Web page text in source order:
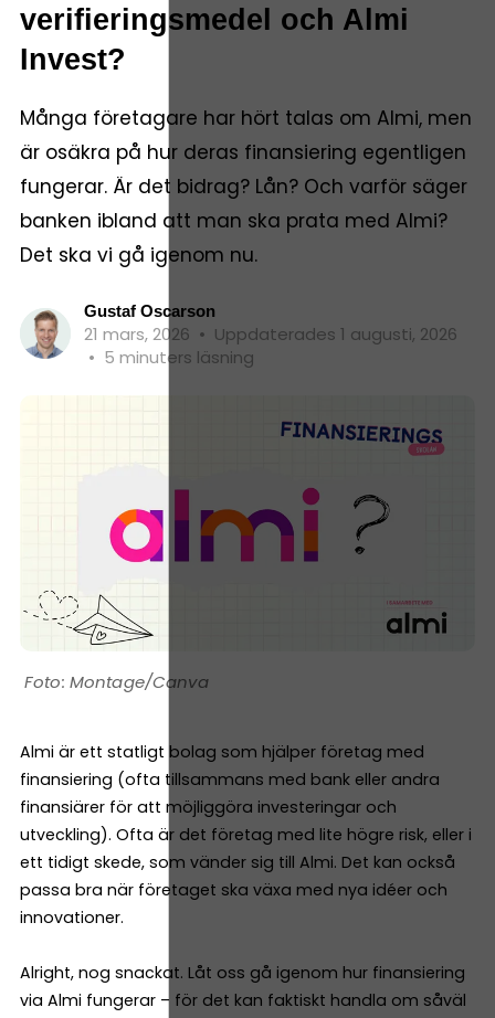
verifieringsmedel och Almi
Invest?
Många företagare har hört talas om Almi, men
är osäkra på hur deras finansiering egentligen
fungerar. Är det bidrag? Lån? Och varför säger
banken ibland att man ska prata med Almi?
Det ska vi gå igenom nu.
Gustaf Oscarson
21 mars, 2026 • Uppdaterades 1 augusti, 2026
• 5 minuters läsning
Montage/Canva
Almi är ett statligt bolag som hjälper företag med
finansiering (ofta tillsammans med bank eller andra
finansiärer för att möjliggöra investeringar och
utveckling). Ofta är det företag med lite högre risk, eller i
ett tidigt skede, som vänder sig till Almi. Det kan också
passa bra när företaget ska växa med nya idéer och
innovationer.
Alright, nog snackat. Låt oss gå igenom hur finansiering
via Almi fungerar – för det kan faktiskt handla om såväl